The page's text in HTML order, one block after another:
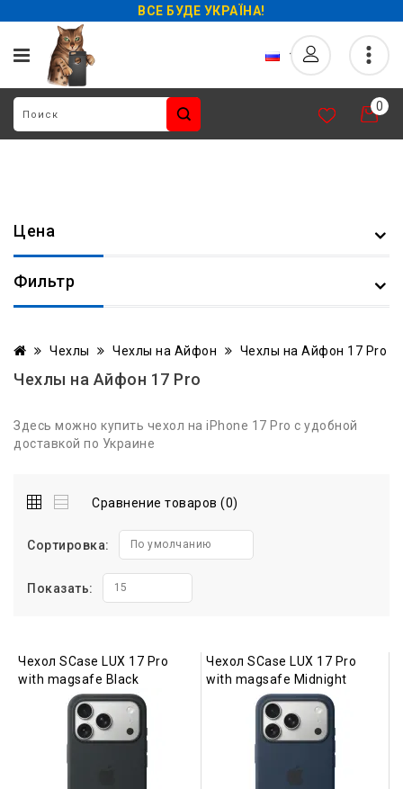
ВСЕ БУДЕ УКРАЇНА!
0
Цена
Фильтр
Чехлы Чехлы на Айфон Чехлы на Айфон 17 Pro
Чехлы на Айфон 17 Pro
Здесь можно купить чехол на iPhone 17 Pro с удобной
доставкой по Украине
Сравнение товаров (0)
Сортировка: По умолчанию
Показать: 15
Чехол SCase LUX 17 Pro
with magsafe Black
Чехол SCase LUX 17 Pro
with magsafe Midnight